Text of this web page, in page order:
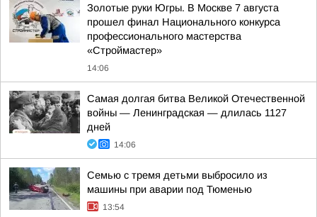
Золотые руки Югры. В Москве 7 августа
прошел финал Национального конкурса
профессионального мастерства
«Строймастер»
14:06
Самая долгая битва Великой Отечественной
войны — Ленинградская — длилась 1127
дней
14:06
Семью с тремя детьми выбросило из
машины при аварии под Тюменью
13:54